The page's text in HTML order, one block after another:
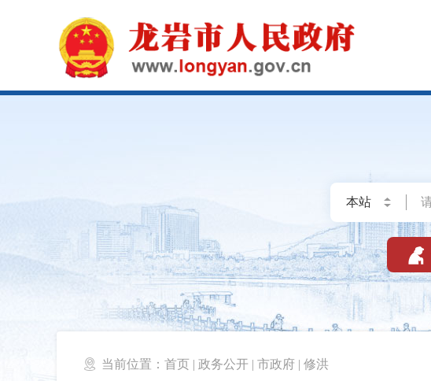

 当前位置： 首页 | 政务公开 | 市政府 | 修洪